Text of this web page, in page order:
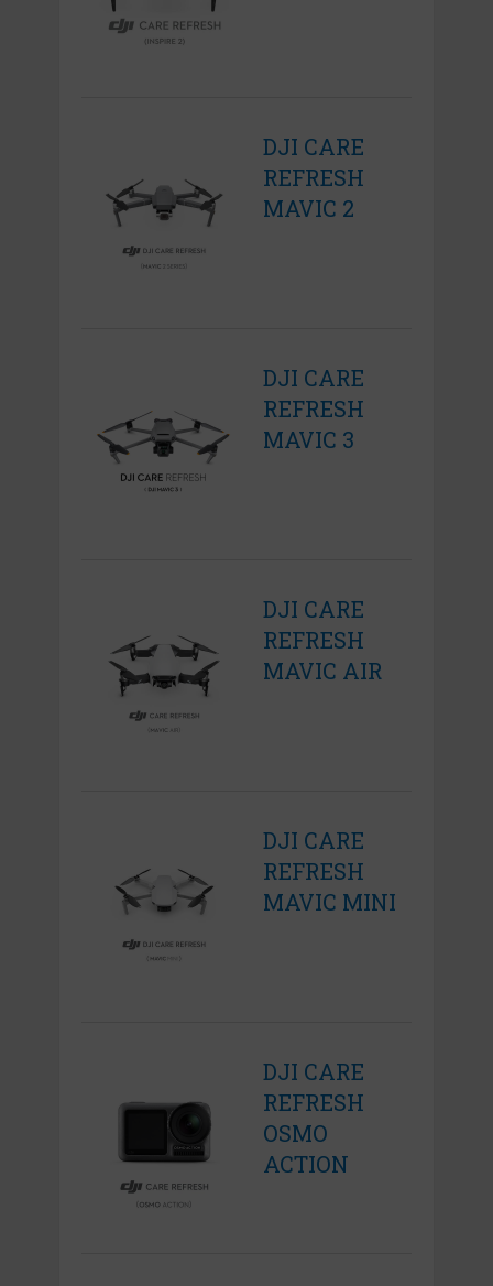
DJI CARE
REFRESH
MAVIC 2
DJI CARE
REFRESH
MAVIC 3
DJI CARE
REFRESH
MAVIC AIR
DJI CARE
REFRESH
MAVIC MINI
DJI CARE
REFRESH
OSMO
ACTION